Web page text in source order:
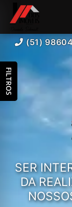
(51)
SER
DA
FILTROS